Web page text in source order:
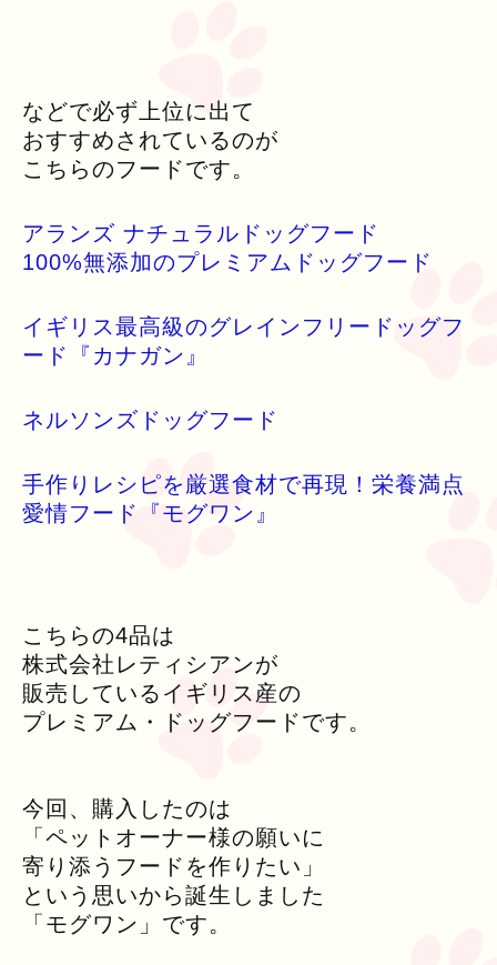
などで必ず上位に出て
おすすめされているのが
こちらのフードです。
アランズ ナチュラルドッグフード
100%無添加のプレミアムドッグフード
イギリス最高級のグレインフリードッグフ
ード『カナガン』
ネルソンズドッグフード
手作りレシピを厳選食材で再現！栄養満点
愛情フード『モグワン』
こちらの4品は
株式会社レティシアンが
販売しているイギリス産の
プレミアム・ドッグフードです。
今回、購入したのは
「ペットオーナー様の願いに
寄り添うフードを作りたい」
という思いから誕生しました
「モグワン」です。